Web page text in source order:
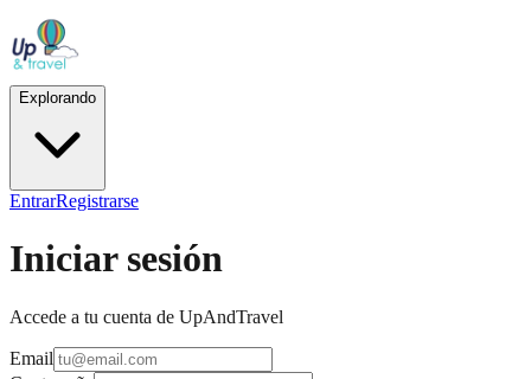
Explorando
EntrarRegistrarse
Iniciar sesión
Accede a tu cuenta de UpAndTravel
Email